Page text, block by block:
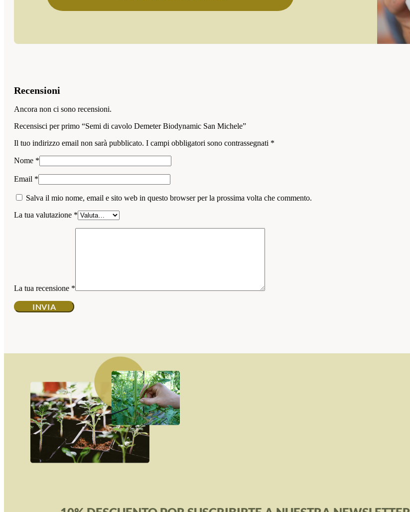
Recensioni
Ancora non ci sono recensioni.
Recensisci per primo “Semi di cavolo Demeter Biodynamic San Michele”
Il tuo indirizzo email non sarà pubblicato. I campi obbligatori sono contrassegnati *
Nome *
Email *
Salva il mio nome, email e sito web in questo browser per la prossima volta che commento.
La tua valutazione *
La tua recensione *